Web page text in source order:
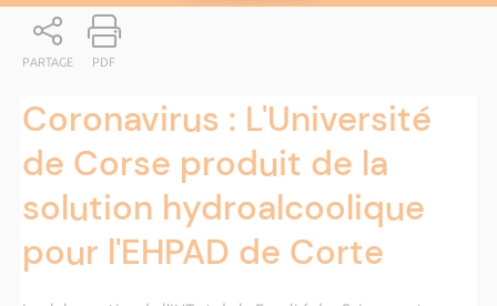
PARTAGE PDF
Coronavirus : L'Université
de Corse produit de la
solution hydroalcoolique
pour l'EHPAD de Corte